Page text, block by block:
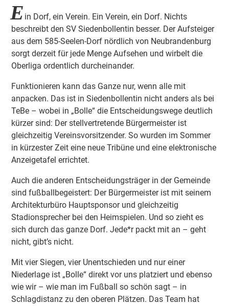
E in Dorf, ein Verein. Ein Verein, ein Dorf. Nichts
beschreibt den SV Siedenbollentin besser. Der Aufsteiger
aus dem 585-Seelen-Dorf nördlich von Neubrandenburg
sorgt derzeit für jede Menge Aufsehen und wirbelt die
Oberliga ordentlich durcheinander.
Funktionieren kann das Ganze nur, wenn alle mit
anpacken. Das ist in Siedenbollentin nicht anders als bei
TeBe – wobei in „Bolle“ die Entscheidungswege deutlich
kürzer sind: Der stellvertretende Bürgermeister ist
gleichzeitig Vereinsvorsitzender. So wurden im Sommer
in kürzester Zeit eine neue Tribüne und eine elektronische
Anzeigetafel errichtet.
Auch die anderen Entscheidungsträger in der Gemeinde
sind fußballbegeistert: Der Bürgermeister ist mit seinem
Architekturbüro Hauptsponsor und gleichzeitig
Stadionsprecher bei den Heimspielen. Und so zieht es
sich durch das ganze Dorf. Jede*r packt mit an – geht
nicht, gibt’s nicht.
Mit vier Siegen, vier Unentschieden und nur einer
Niederlage ist „Bolle“ direkt vor uns platziert und ebenso
wie wir – wie man im Fußball so schön sagt – in
Schlagdistanz zu den oberen Plätzen. Das Team hat